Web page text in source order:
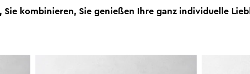
Sie kombinieren, Sie genießen Ihre ganz individuelle